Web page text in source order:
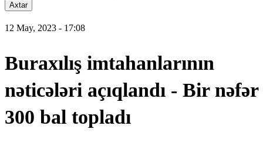
12 May, 2023 - 17:08
Buraxılış imtahanlarının
nəticələri açıqlandı - Bir nəfər
300 bal topladı